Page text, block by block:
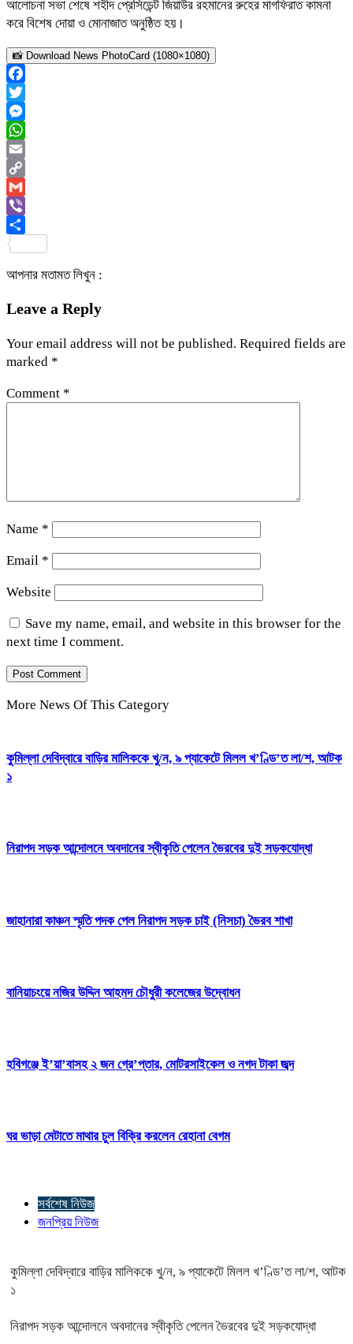
আলোচনা সভা শেষে শহীদ প্রেসিডেন্ট জিয়াউর রহমানের রুহের মাগফিরাত কামনা
করে বিশেষ দোয়া ও মোনাজাত অনুষ্ঠিত হয়।
📸 Download News PhotoCard (1080×1080)
Facebook
Twitter
Messenger
WhatsApp
Email
Copy
Link
Gmail
Viber
আপনার মতামত লিখুন :
Leave a Reply
Your email address will not be published. Required fields are
marked *
Comment *
Name *
Email *
Website
Save my name, email, and website in this browser for the
next time I comment.
More News Of This Category
কুমিল্লা দেবিদ্বারে বাড়ির মালিককে খু/ন, ৯ প্যাকেটে মিলল খ’ণ্ডি’ত লা/শ, আটক
১
নিরাপদ সড়ক আন্দোলনে অবদানের স্বীকৃতি পেলেন ভৈরবের দুই সড়কযোদ্ধা
জাহানারা কাঞ্চন স্মৃতি পদক পেল নিরাপদ সড়ক চাই (নিসচা) ভৈরব শাখা
বানিয়াচংয়ে নজির উদ্দিন আহমদ চৌধুরী কলেজের উদ্বোধন
হবিগঞ্জে ই’য়া’বাসহ ২ জন গ্রে’প্তার, মোটরসাইকেল ও নগদ টাকা জব্দ
ঘর ভাড়া মেটাতে মাথার চুল বিক্রি করলেন রেহানা বেগম
সর্বশেষ নিউজ
জনপ্রিয় নিউজ
কুমিল্লা দেবিদ্বারে বাড়ির মালিককে খু/ন, ৯ প্যাকেটে মিলল খ’ণ্ডি’ত লা/শ, আটক
১
নিরাপদ সড়ক আন্দোলনে অবদানের স্বীকৃতি পেলেন ভৈরবের দুই সড়কযোদ্ধা